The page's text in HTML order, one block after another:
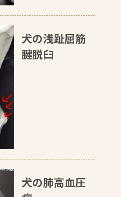
犬の浅趾屈筋
腱脱臼
犬の肺高血圧